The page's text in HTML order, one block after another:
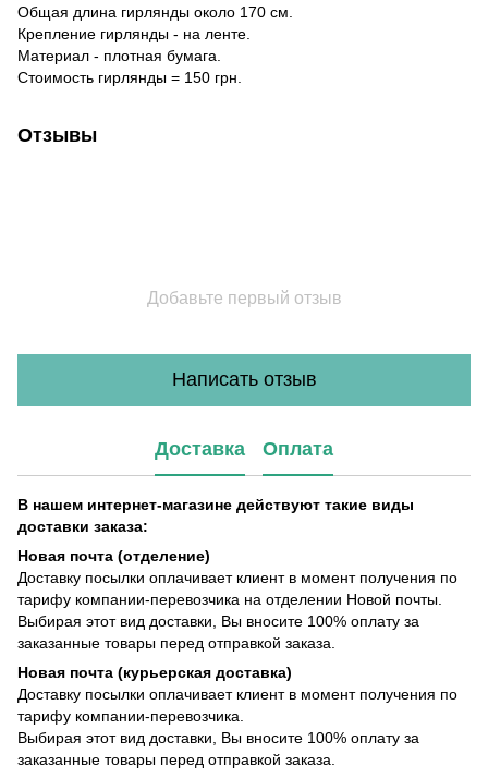
Общая длина гирлянды около 170 см.
Крепление гирлянды - на ленте.
Материал - плотная бумага.
Стоимость гирлянды = 150 грн.
Отзывы
Добавьте первый отзыв
Написать отзыв
Доставка Оплата
В нашем интернет-магазине действуют такие виды
доставки заказа:
Новая почта (отделение)
Доставку посылки оплачивает клиент в момент получения по
тарифу компании-перевозчика на отделении Новой почты.
Выбирая этот вид доставки, Вы вносите 100% оплату за
заказанные товары перед отправкой заказа.
Новая почта (курьерская доставка)
Доставку посылки оплачивает клиент в момент получения по
тарифу компании-перевозчика.
Выбирая этот вид доставки, Вы вносите 100% оплату за
заказанные товары перед отправкой заказа.